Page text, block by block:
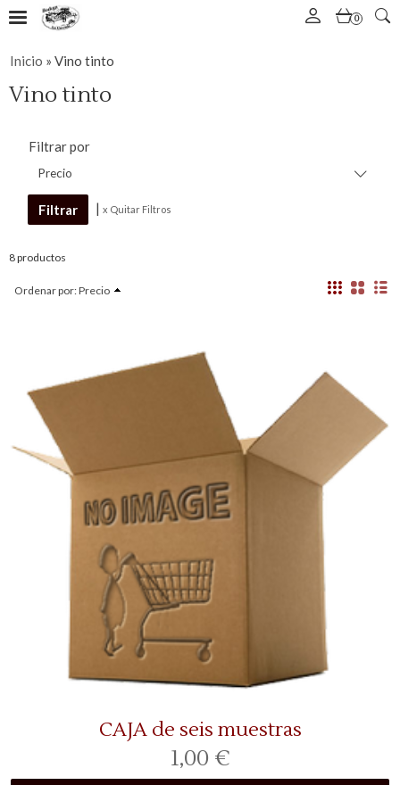
0
Inicio » Vino tinto
Vino tinto
Filtrar por
Precio
| x Quitar Filtros
8 productos
Ordenar por:Precio
CAJA de seis muestras
1,00 €